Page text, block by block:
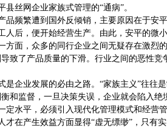
丝网企业家族式管理的“通病”。
品频繁遭到国外反倾销，主要原因在于安
人后，便开始经营生产。由此，安平的微
方面，众多的同行企业之间无疑存在激烈
致了产品质量的下滑。行业之间的恶性
是企业发展的必由之路。“家族主义”往往
和监督，一旦决策失误，企业就会陷入绝
定水平，必须引入现代化管理模式和经营
才在产生效益方面显得“虚无缥缈”，只有